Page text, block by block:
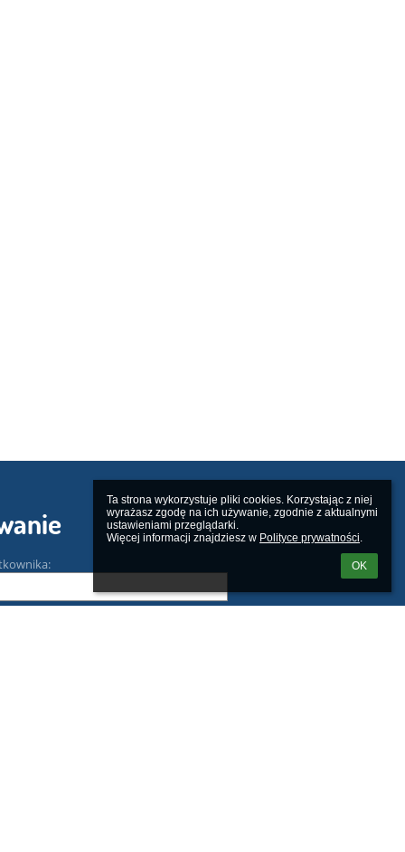
Ta strona wykorzystuje pliki cookies. Korzystając z niej
wyrażasz zgodę na ich używanie, zgodnie z aktualnymi
ustawieniami przeglądarki.
Więcej informacji znajdziesz w Polityce prywatności.
OK